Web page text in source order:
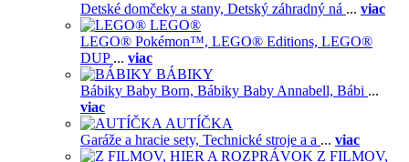
Detské domčeky a stany, Detský záhradný ná ... viac
LEGO®
LEGO® Pokémon™, LEGO® Editions, LEGO®
DUP ... viac
BÁBIKY
Bábiky Baby Born, Bábiky Baby Annabell, Bábi ...
viac
AUTÍČKA
Garáže a hracie sety, Technické stroje a a ... viac
Z FILMOV,